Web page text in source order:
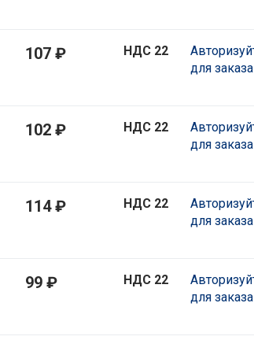
107 ₽ НДС 22
для заказа
102 ₽ НДС 22
для заказа
114 ₽ НДС 22
для заказа
99 ₽ НДС 22
для заказа